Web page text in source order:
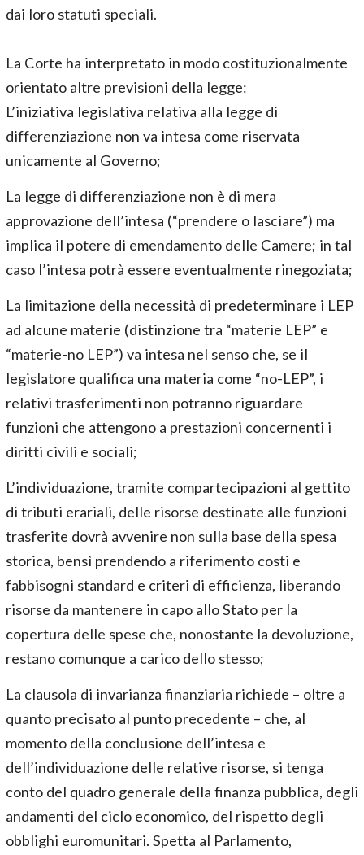
dai loro statuti speciali.
La Corte ha interpretato in modo costituzionalmente
orientato altre previsioni della legge:
L’iniziativa legislativa relativa alla legge di
differenziazione non va intesa come riservata
unicamente al Governo;
La legge di differenziazione non è di mera
approvazione dell’intesa (“prendere o lasciare”) ma
implica il potere di emendamento delle Camere; in tal
caso l’intesa potrà essere eventualmente rinegoziata;
La limitazione della necessità di predeterminare i LEP
ad alcune materie (distinzione tra “materie LEP” e
“materie-no LEP”) va intesa nel senso che, se il
legislatore qualifica una materia come “no-LEP”, i
relativi trasferimenti non potranno riguardare
funzioni che attengono a prestazioni concernenti i
diritti civili e sociali;
L’individuazione, tramite compartecipazioni al gettito
di tributi erariali, delle risorse destinate alle funzioni
trasferite dovrà avvenire non sulla base della spesa
storica, bensì prendendo a riferimento costi e
fabbisogni standard e criteri di efficienza, liberando
risorse da mantenere in capo allo Stato per la
copertura delle spese che, nonostante la devoluzione,
restano comunque a carico dello stesso;
La clausola di invarianza finanziaria richiede – oltre a
quanto precisato al punto precedente – che, al
momento della conclusione dell’intesa e
dell’individuazione delle relative risorse, si tenga
conto del quadro generale della finanza pubblica, degli
andamenti del ciclo economico, del rispetto degli
obblighi euromunitari. Spetta al Parlamento,